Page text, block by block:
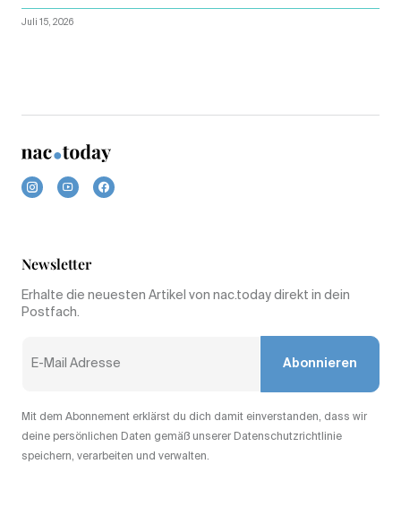
Juli 15, 2026
Newsletter
Erhalte die neuesten Artikel von nac.today direkt in dein
Postfach.
Abonnieren
Mit dem Abonnement erklärst du dich damit einverstanden, dass wir
deine persönlichen Daten gemäß unserer Datenschutzrichtlinie
speichern, verarbeiten und verwalten.